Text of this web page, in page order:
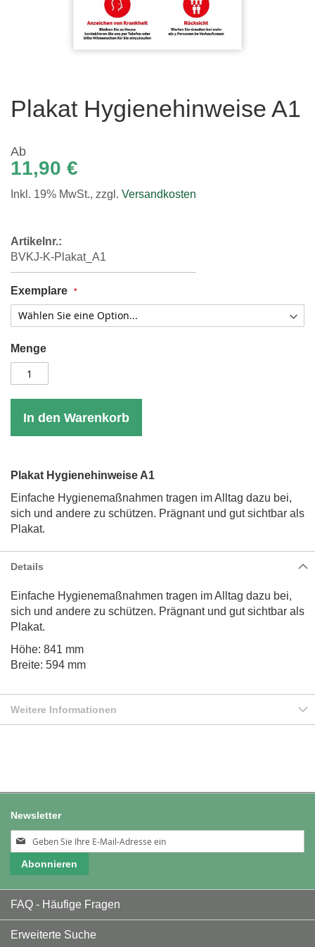
der
Plakat Hygienehinweise A1
Ab
11,90 €
Inkl. 19% MwSt., zzgl. Versandkosten
Artikelnr.:
BVKJ-K-Plakat_A1
Exemplare
Menge
In den Warenkorb
Plakat Hygienehinweise A1
Einfache Hygienemaßnahmen tragen im Alltag dazu bei,
sich und andere zu schützen. Prägnant und gut sichtbar als
Plakat.
Details
Einfache Hygienemaßnahmen tragen im Alltag dazu bei,
sich und andere zu schützen. Prägnant und gut sichtbar als
Plakat.
Höhe: 841 mm
Breite: 594 mm
Weitere Informationen
Newsletter
Melden
Sie
sich
unseren
Newsletter
an:
Abonnieren
FAQ - Häufige Fragen
Erweiterte Suche